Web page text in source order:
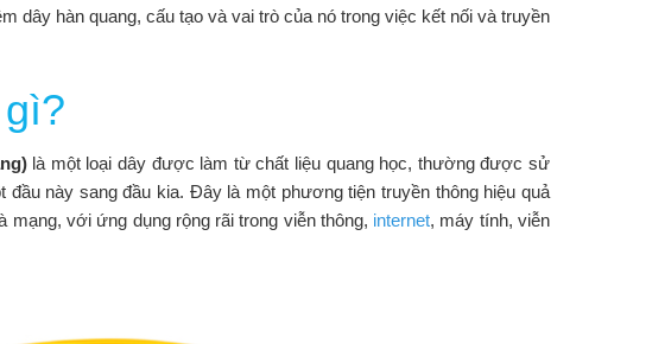
dây hàn quang, cấu tạo và vai trò của nó trong việc kết nối và truyền
là một loại dây được làm từ chất liệu quang học, thường được sử
đầu này sang đầu kia. Đây là một phương tiện truyền thông hiệu quả
mạng, với ứng dụng rộng rãi trong viễn thông, internet, máy tính, viễn